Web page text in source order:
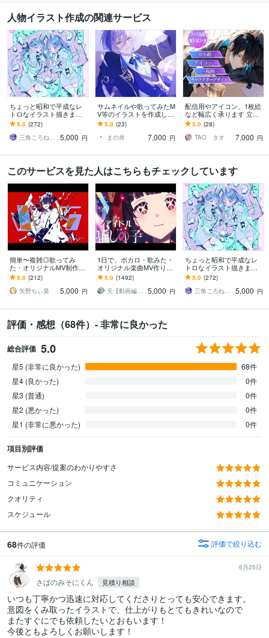
人物イラスト作成の関連サービス
ちょっと昭和で平成なレ
トロなイラスト描きます
昭和・平成レトロ☆ネオ
ン☆パステル
5.0 (272)
三角ころねる☆プロフ必読願います
5,000 円
サムネイルや歌ってみたM
V等のイラストを作成しま
す 1枚絵、サムネイルイラ
スト、MVイラスト、立ち
絵など
5.0 (23)
まの井
7,000 円
配信用やアイコン、1枚絵
など幅広く承ります 立ち
絵、一枚絵、アイコン、
キャラデザなど、お任せ
ください！
5.0 (28)
TAO タオ
7,000 円
このサービスを見た人はこちらもチェックしています
簡単〜複雑◎歌ってみ
た・オリジナルMV制作し
ます Vtuber・歌い手必
見！お任せ〜本家再現ま
で可能！
5.0 (212)
矢野ちぃ菜
5,000 円
1日で、ボカロ・歌みた・
オリジナル楽曲MV作りま
す 本家風など、ご希望に
合わせて制作させて頂き
ます！
5.0 (1492)
天【動画編集】
5,000 円
ちょっと昭和で平成なレ
トロなイラスト描きます
昭和・平成レトロ☆ネオ
ン☆パステル
5.0 (272)
三角ころねる☆プロフ必読願います
5,000 円
評価・感想（68件）- 非常に良かった
総合評価 5.0
星5 (非常に良かった)
68件
星4 (良かった)
0件
星3 (普通)
0件
星2 (悪かった)
0件
星1 (非常に悪かった)
0件
項目別評価
サービス内容/提案のわかりやすさ
コミュニケーション
クオリティ
スケジュール
68件の評価 評価で絞り込む
6月25日
さばのみそにくん 見積り相談
いつも丁寧かつ迅速に対応してくださりとっても安心できます。
意図をくみ取ったイラストで、仕上がりもとてもきれいなので
またすぐにでも依頼したいとおもいます！
今後ともよろしくお願いします！